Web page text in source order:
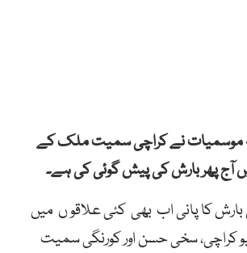
موسمیات نے کراچی سمیت ملک کے
پھر بارش کی پیش گوئی کی ہے۔
بارشکاپانیاب بھی کئیعلاقوں میں
کراچی،سخیحسن اورکورنگیسمیت